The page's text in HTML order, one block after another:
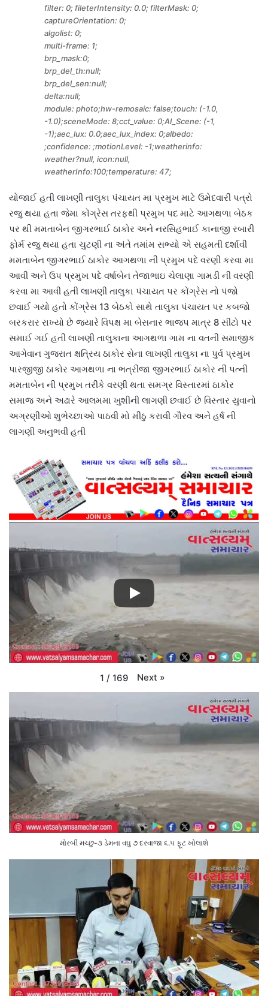
filter: 0; fileterIntensity: 0.0; filterMask: 0;
captureOrientation: 0;
algolist: 0;
multi-frame: 1;
brp_mask:0;
brp_del_th:null;
brp_del_sen:null;
delta:null;
module: photo;hw-remosaic: false;touch: (-1.0,
-1.0);sceneMode: 8;cct_value: 0;AI_Scene: (-1,
-1);aec_lux: 0.0;aec_lux_index: 0;albedo:
;confidence: ;motionLevel: -1;weatherinfo:
weather?null, icon:null,
weatherInfo:100;temperature: 47;
યોજાઈ હતી લાખણી તાલુકા પંચાયત મા પ્રમુખ માટે ઉમેદવારી પત્રો
રજુ થયા હતા જેમા કોંગ્રેસ તરફથી પ્રમુખ પદ માટે આગથળા બેઠક
પર થી મમતાબેન જીગરભાઈ ઠાકોર અને નરસિહભાઈ કાનાજી રબારી
ફોર્મ રજુ થયા હતા ચુટણી ના અંતે તમાંમ સભ્યો એ સહમતી દર્શાવી
મમતાબેન જીગરભાઈ ઠાકોર આગથળા ની પ્રમુખ પદે વરણી કરવા મા
આવી અને ઉપ પ્રમુખ પદે વર્ષાબેન તેજાભાઇ ચેલાણા ગામડી ની વરણી
કરવા મા આવી હતી લાખણી તાલુકા પંચાયત પર કોંગ્રેસ નો પંજો
છવાઈ ગયો હતો કોંગ્રેસ 13 બેઠકો સાથે તાલુકા પંચાયત પર કબજો
બરકરાર રાખ્યો છે જ્યારે વિપક્ષ મા બેસનાર ભાજપ માત્ર 8 સીટો પર
સમાઈ ગઈ હતી લાખણી તાલુકાના આગથળા ગામ ના વતની સમાજીક
આગેવાન ગુજરાત ક્ષત્રિય ઠાકોર સેના લાખણી તાલુકા ના પુર્વ પ્રમુખ
પારજીજી ઠાકોર આગથળા ના ભત્રીજા જીગરભાઈ ઠાકોર ની પત્ની
મમતાબેન ની પ્રમુખ તરીકે વરણી થતા સમગ્ર વિસ્તારમાં ઠાકોર
સમાજ અને અઢારે આલમમા ખુશીની લાગણી છવાઈ છે વિસ્તાર યુવાનો
અગ્રણીઓ શુભેચ્છાઓ પાઠવી મો મીઠુ કરાવી ગૌરવ અને હર્ષ ની
લાગણી અનુભવી હતી
1 / 169 Next »
મોરબી મચ્છુ-૩ ડેમના વઘુ ૭ દરવાજા ૬.૫ ફૂટ ખોલાશે